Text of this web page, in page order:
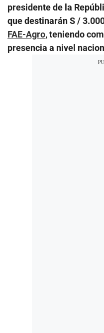
presidente de la
que destinarán S /
FAE-Agro, teniendo
presencia a nivel